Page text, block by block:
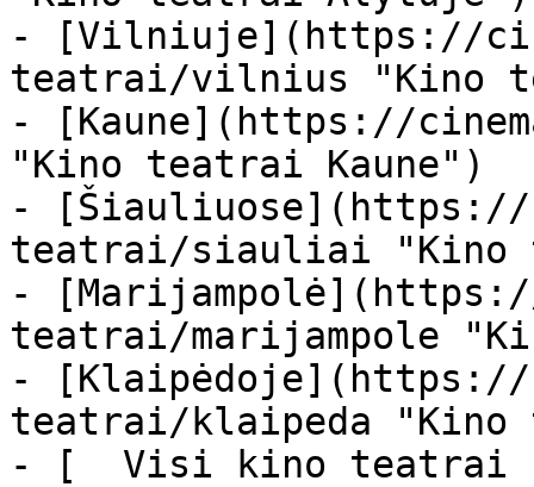
- [Vilniuje](https://
teatrai/vilnius "Kino
- [Kaune](https://
"Kino teatrai Kaune")
- [Šiauliuose](https://
teatrai/siauliai "Kino
-
teatrai/marijampole
- [Klaipėdoje](https://
teatrai/klaipeda
- [  Visi kino